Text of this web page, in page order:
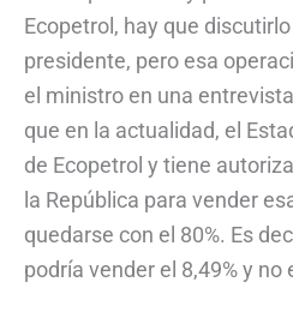
Ecopetrol, hay que
presidente, pero esa
el ministro en una
que en la actualidad, el
de Ecopetrol y tiene
la República para vender
quedarse con el 80%. Es
podría vender el 8,49% y no